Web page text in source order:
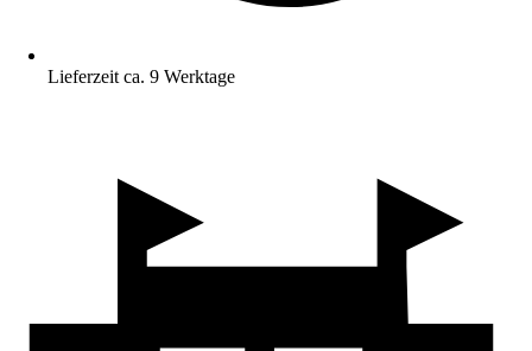
Lieferzeit ca. 9 Werktage